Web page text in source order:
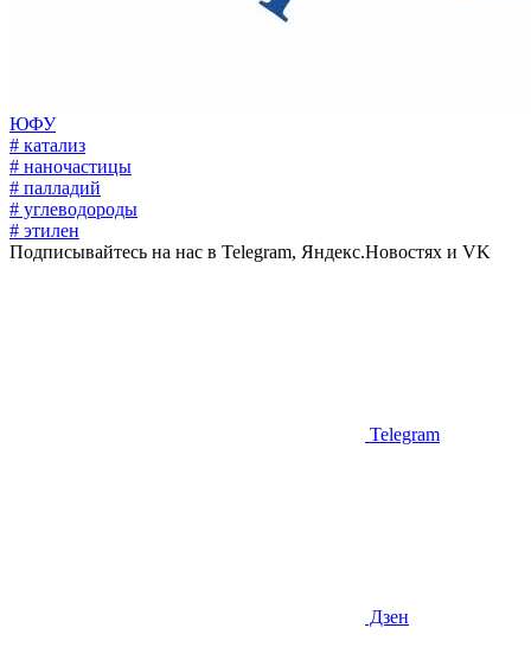
ЮФУ
# катализ
# наночастицы
# палладий
# углеводороды
# этилен
Подписывайтесь на нас в Telegram, Яндекс.Новостях и VK
Telegram
Дзен